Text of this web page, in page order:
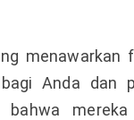
Anda dan
bahwa